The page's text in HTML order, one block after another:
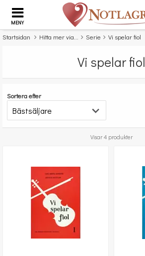
MENY
Startsidan Hitta mer via... Serie Vi spelar fiol
Vi spelar fiol
Sortera efter
Visar 4 produkter